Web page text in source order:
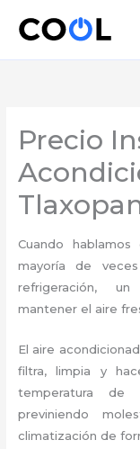
Precio
Cuando
mayoría de
refrigeración,
mantener el aire
El aire
filtra, limpia y
temperatura de
previniendo
climatización de